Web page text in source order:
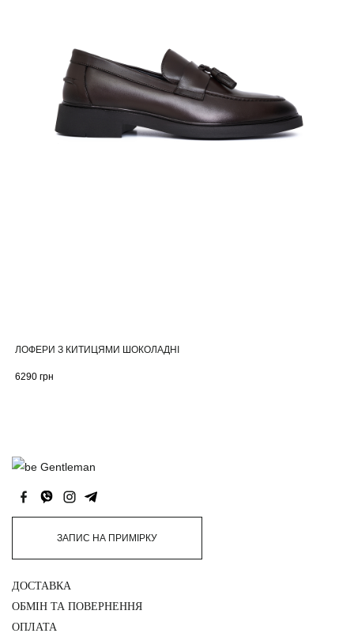
ЛОФЕРИ З КИТИЦЯМИ ШОКОЛАДНІ
6290 грн
ЗАПИС НА ПРИМІРКУ
ДОСТАВКА
ОБМІН ТА ПОВЕРНЕННЯ
ОПЛАТА